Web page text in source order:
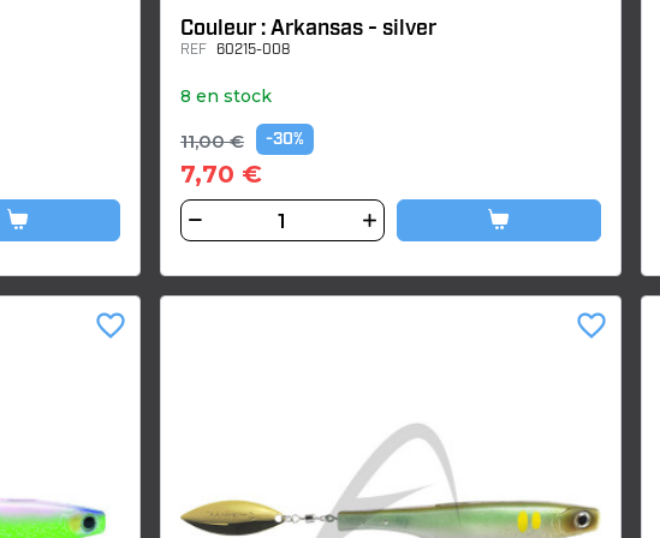
Couleur : Arkansas - silver
REF 60215-008
8 en stock
11,00 € -30%
7,70 €
favorite_border favorite_border